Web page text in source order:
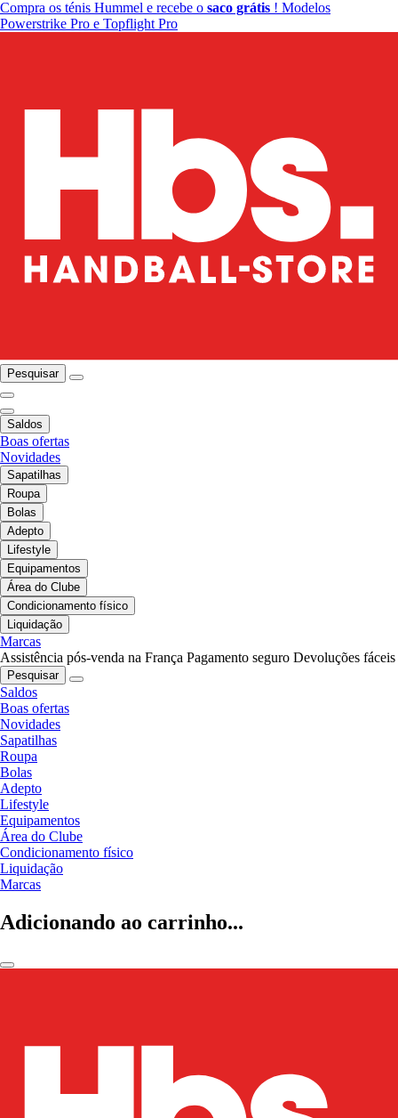
Compra os ténis Hummel e recebe o saco grátis ! Modelos
Powerstrike Pro e Topflight Pro
Pesquisar
Saldos
Boas ofertas
Novidades
Sapatilhas
Roupa
Bolas
Adepto
Lifestyle
Equipamentos
Área do Clube
Condicionamento físico
Liquidação
Marcas
Assistência pós-venda na França Pagamento seguro Devoluções fáceis
Pesquisar
Saldos
Boas ofertas
Novidades
Sapatilhas
Roupa
Bolas
Adepto
Lifestyle
Equipamentos
Área do Clube
Condicionamento físico
Liquidação
Marcas
Adicionando ao carrinho...